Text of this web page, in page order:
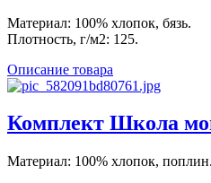
Материал: 100% хлопок, бязь.
Плотность, г/м2: 125.
Описание товара
Комплект Школа
Материал: 100% хлопок, поплин.